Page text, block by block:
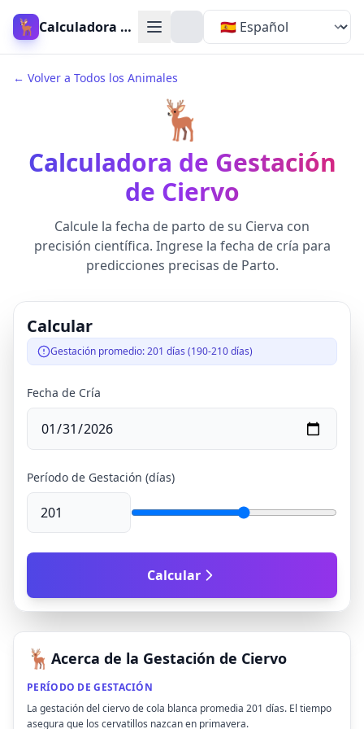
🦌 Calculadora de Gestación de Ciervo
← Volver a Todos los Animales
🦌
Calculadora de Gestación
de Ciervo
Calcule la fecha de parto de su Cierva con
precisión científica. Ingrese la fecha de cría para
predicciones precisas de Parto.
Calcular
Gestación promedio: 201 días (190-210 días)
Fecha de Cría
Período de Gestación (días)
Calcular
🦌 Acerca de la Gestación de Ciervo
PERÍODO DE GESTACIÓN
La gestación del ciervo de cola blanca promedia 201 días. El tiempo
asegura que los cervatillos nazcan en primavera.